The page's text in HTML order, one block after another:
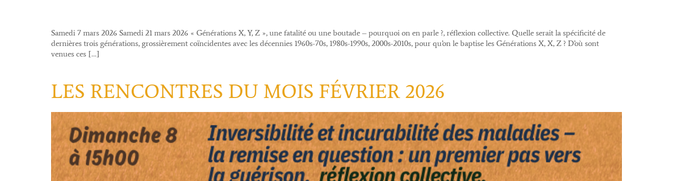
Samedi 7 mars 2026 Samedi 21 mars 2026 « Générations X, Y, Z », une fatalité ou une boutade – pourquoi on en parle ?, réflexion collective. Quelle serait la spécificité de
dernières trois générations, grossièrement coïncidentes avec les décennies 1960s-70s, 1980s-1990s, 2000s-2010s, pour qu’on le baptise les Générations X, X, Z ? D’où sont
venues ces […]
LES RENCONTRES DU MOIS FÉVRIER 2026